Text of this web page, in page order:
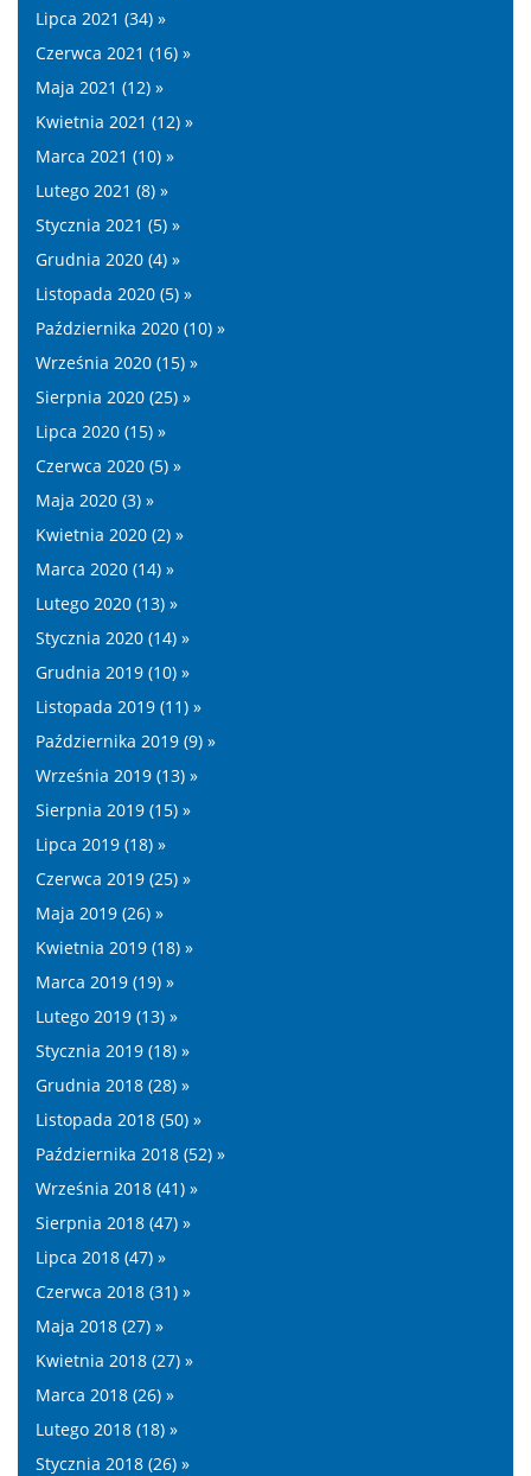
Lipca 2021 (34) »
Czerwca 2021 (16) »
Maja 2021 (12) »
Kwietnia 2021 (12) »
Marca 2021 (10) »
Lutego 2021 (8) »
Stycznia 2021 (5) »
Grudnia 2020 (4) »
Listopada 2020 (5) »
Października 2020 (10) »
Września 2020 (15) »
Sierpnia 2020 (25) »
Lipca 2020 (15) »
Czerwca 2020 (5) »
Maja 2020 (3) »
Kwietnia 2020 (2) »
Marca 2020 (14) »
Lutego 2020 (13) »
Stycznia 2020 (14) »
Grudnia 2019 (10) »
Listopada 2019 (11) »
Października 2019 (9) »
Września 2019 (13) »
Sierpnia 2019 (15) »
Lipca 2019 (18) »
Czerwca 2019 (25) »
Maja 2019 (26) »
Kwietnia 2019 (18) »
Marca 2019 (19) »
Lutego 2019 (13) »
Stycznia 2019 (18) »
Grudnia 2018 (28) »
Listopada 2018 (50) »
Października 2018 (52) »
Września 2018 (41) »
Sierpnia 2018 (47) »
Lipca 2018 (47) »
Czerwca 2018 (31) »
Maja 2018 (27) »
Kwietnia 2018 (27) »
Marca 2018 (26) »
Lutego 2018 (18) »
Stycznia 2018 (26) »